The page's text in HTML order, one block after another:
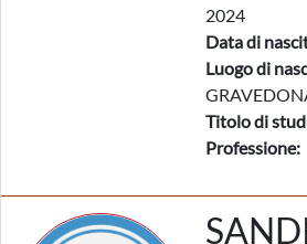
2024
Data di
Luogo di
Titolo di
Professione: